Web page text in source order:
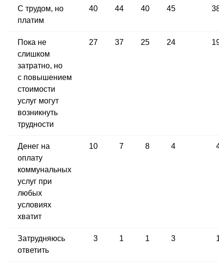
С трудом, но
платим
40 44 40 45
Пока не
слишком
затратно, но
с повышением
стоимости
услуг могут
возникнуть
трудности
27 37 25 24
Денег на
оплату
коммунальных
услуг при
любых
условиях
хватит
10 7 8 4
Затрудняюсь
ответить
3 1 1 3